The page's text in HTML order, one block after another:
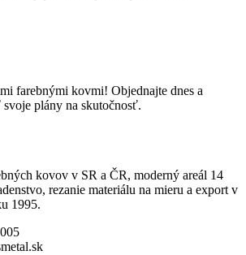
farebnými kovmi! Objednajte dnes a
plány na skutočnosť.
kovov v SR a ČR, moderný areál 14
rezanie materiálu na mieru a export v
1995.